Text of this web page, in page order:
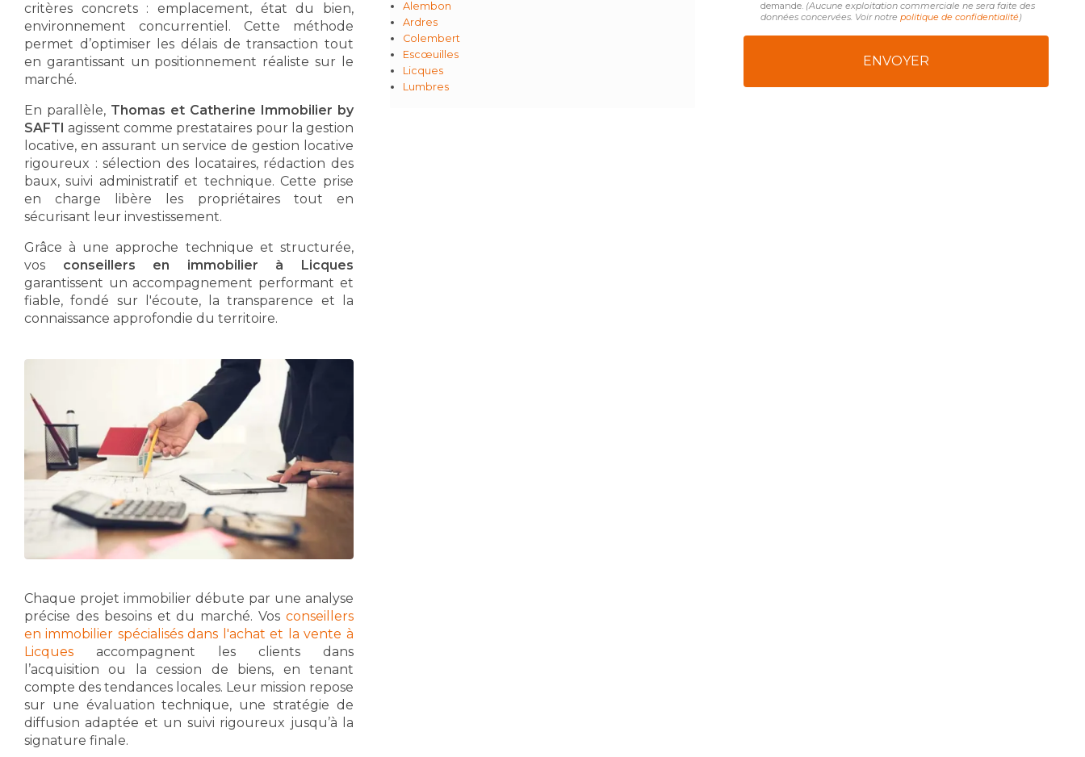
critères concrets : emplacement, état du bien,
environnement concurrentiel. Cette méthode
permet d’optimiser les délais de transaction tout
en garantissant un positionnement réaliste sur le
marché.
En parallèle, Thomas et Catherine Immobilier by
SAFTI agissent comme prestataires pour la gestion
locative, en assurant un service de gestion locative
rigoureux : sélection des locataires, rédaction des
baux, suivi administratif et technique. Cette prise
en charge libère les propriétaires tout en
sécurisant leur investissement.
Grâce à une approche technique et structurée,
vos conseillers en immobilier à Licques
garantissent un accompagnement performant et
fiable, fondé sur l'écoute, la transparence et la
connaissance approfondie du territoire.
Chaque projet immobilier débute par une analyse
précise des besoins et du marché. Vos conseillers
en immobilier spécialisés dans l'achat et la vente à
Licques accompagnent les clients dans
l’acquisition ou la cession de biens, en tenant
compte des tendances locales. Leur mission repose
sur une évaluation technique, une stratégie de
diffusion adaptée et un suivi rigoureux jusqu’à la
signature finale.
Alembon
Ardres
Colembert
Escœuilles
Licques
Lumbres
demande. (Aucune exploitation commerciale ne sera faite des
données concervées. Voir notre politique de confidentialité)